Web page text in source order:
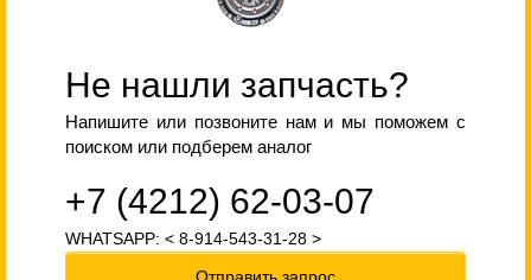
Не нашли запчасть?
Напишите или позвоните нам и мы поможем с
поиском или подберем аналог
+7 (4212) 62-03-07
WHATSAPP: < 8-914-543-31-28 >